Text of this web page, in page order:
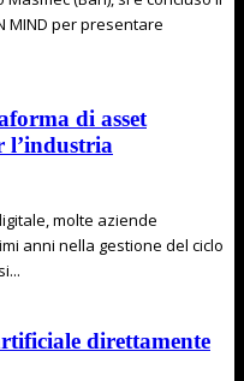
MIND per presentare
di asset
l’industria
molte aziende
anni nella gestione del ciclo
direttamente